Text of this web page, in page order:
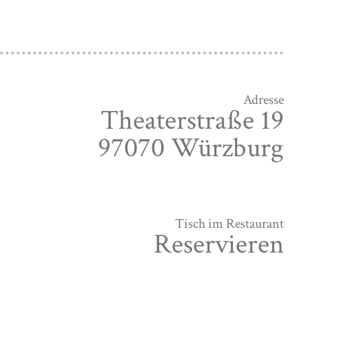
Adresse
Theaterstraße 19
97070 Würzburg
Tisch im Restaurant
Reservieren